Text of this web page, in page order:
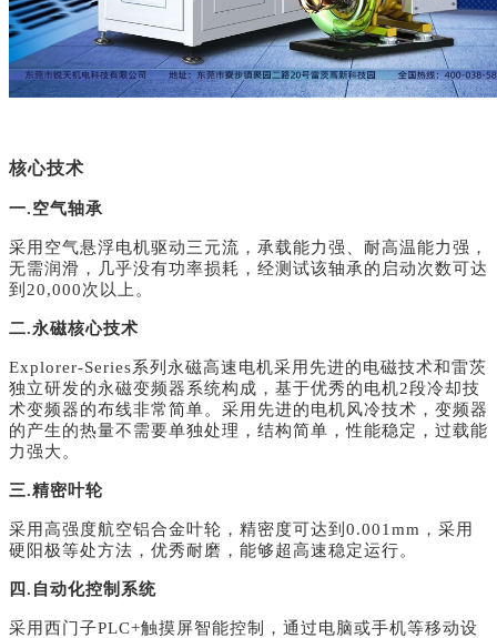
核心技术
一.空气轴承
采用空气悬浮电机驱动三元流，承载能力强、耐高温能力强，
无需润滑，几乎没有功率损耗，经测试该轴承的启动次数可达
到20,000次以上。
二.永磁核心技术
Explorer-Series系列永磁高速电机采用先进的电磁技术和雷茨
独立研发的永磁变频器系统构成，基于优秀的电机2段冷却技
术变频器的布线非常简单。采用先进的电机风冷技术，变频器
的产生的热量不需要单独处理，结构简单，性能稳定，过载能
力强大。
三.精密叶轮
采用高强度航空铝合金叶轮，精密度可达到0.001mm，采用
硬阳极等处方法，优秀耐磨，能够超高速稳定运行。
四.自动化控制系统
采用西门子PLC+触摸屏智能控制，通过电脑或手机等移动设